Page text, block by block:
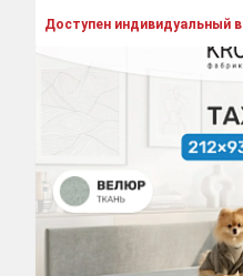
Доступен индивидуальный